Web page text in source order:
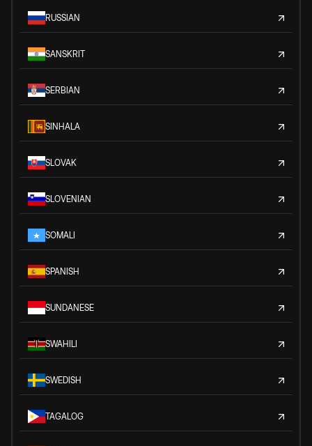
RUSSIAN
SANSKRIT
SERBIAN
SINHALA
SLOVAK
SLOVENIAN
SOMALI
SPANISH
SUNDANESE
SWAHILI
SWEDISH
TAGALOG